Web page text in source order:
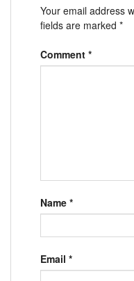
Your email address
fields are marked *
Comment *
Name *
Email *